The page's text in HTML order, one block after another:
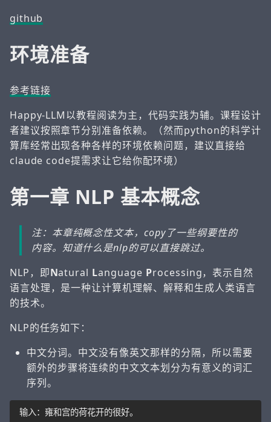
github
环境准备
参考链接
Happy-LLM以教程阅读为主，代码实践为辅。课程设计
者建议按照章节分别准备依赖。（然而python的科学计
算库经常出现各种各样的环境依赖问题，建议直接给
claude code提需求让它给你配环境）
第一章 NLP 基本概念
注：本章纯概念性文本，copy了一些纲要性的
内容。知道什么是nlp的可以直接跳过。
NLP，即Natural Language Processing，表示自然
语言处理，是一种让计算机理解、解释和生成人类语言
的技术。
NLP的任务如下：
中文分词。中文没有像英文那样的分隔，所以需要
额外的步骤将连续的中文文本划分为有意义的词汇
序列。